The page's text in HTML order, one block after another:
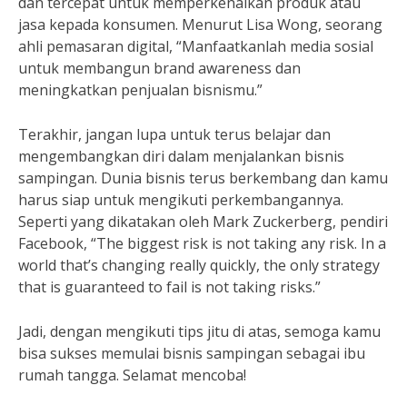
jasa kepada konsumen. Menurut Lisa Wong, seorang
ahli pemasaran digital, “Manfaatkanlah media sosial
untuk membangun brand awareness dan
meningkatkan penjualan bisnismu.”
Terakhir, jangan lupa untuk terus belajar dan
mengembangkan diri dalam menjalankan bisnis
sampingan. Dunia bisnis terus berkembang dan kamu
harus siap untuk mengikuti perkembangannya.
Seperti yang dikatakan oleh Mark Zuckerberg, pendiri
Facebook, “The biggest risk is not taking any risk. In a
world that’s changing really quickly, the only strategy
that is guaranteed to fail is not taking risks.”
Jadi, dengan mengikuti tips jitu di atas, semoga kamu
bisa sukses memulai bisnis sampingan sebagai ibu
rumah tangga. Selamat mencoba!